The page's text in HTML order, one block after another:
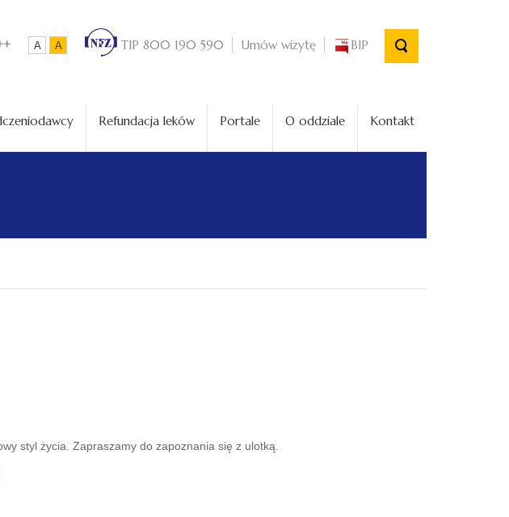
A A TIP 800 190 590 Umów wizytę BIP
Refundacja leków Portale O oddziale Kontakt
styl życia. Zapraszamy do zapoznania się z ulotką.